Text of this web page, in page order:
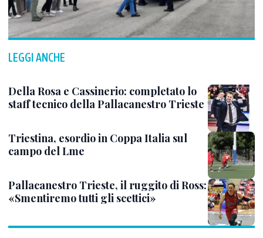
LEGGI ANCHE
Della Rosa e Cassinerio: completato lo
staff tecnico della Pallacanestro Trieste
Triestina, esordio in Coppa Italia sul
campo del Lme
Pallacanestro Trieste, il ruggito di Ross:
«Smentiremo tutti gli scettici»